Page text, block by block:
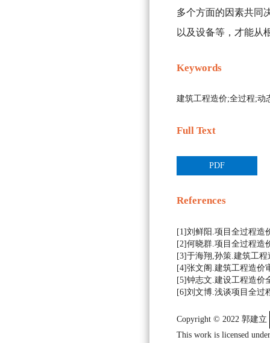
多个方面的因素共同
以及设备等，才能从
Keywords
建筑工程造价;全过程;动
Full Text
PDF
References
[1]刘鲜阳.项目全过程造
[2]何晓群.项目全过程造
[3]于海翔,孙策.建筑工
[4]张文阁.建筑工程造价
[5]钟志文.建设工程造价
[6]刘文博.浅谈项目全过
Copyright © 2022 郭建立
This work is licensed